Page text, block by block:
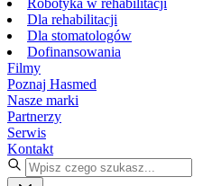
Robotyka w rehabilitacji
Dla rehabilitacji
Dla stomatologów
Dofinansowania
Filmy
Poznaj Hasmed
Nasze marki
Partnerzy
Serwis
Kontakt